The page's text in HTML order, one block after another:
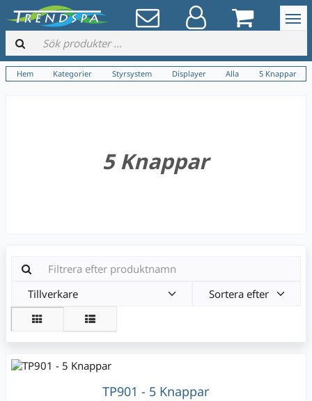
Hem Kategorier Styrsystem Displayer Alla 5 Knappar
5 Knappar
Tillverkare Sortera efter
TP901 - 5 Knappar